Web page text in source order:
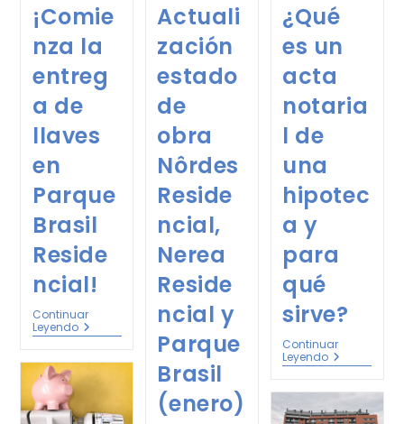
¡Comie
nza la
entreg
a de
llaves
en
Parque
Brasil
Reside
ncial!
Continuar
Leyendo
Actuali
zación
estado
de
obra
Nôrdes
Reside
ncial,
Nerea
Reside
ncial y
Parque
Brasil
(enero)
¿Qué
es un
acta
notaria
l de
una
hipotec
a y
para
qué
sirve?
Continuar
Leyendo